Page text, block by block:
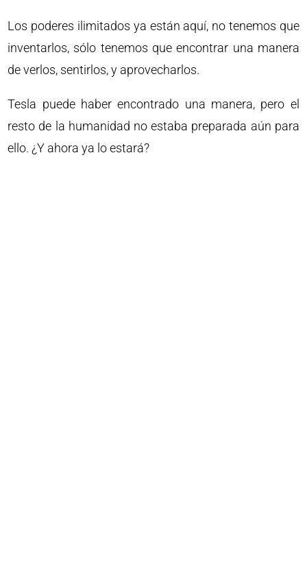
Los poderes ilimitados ya están aquí, no tenemos que
inventarlos, sólo tenemos que encontrar una manera
de verlos, sentirlos, y aprovecharlos.
Tesla puede haber encontrado una manera, pero el
resto de la humanidad no estaba preparada aún para
ello. ¿Y ahora ya lo estará?